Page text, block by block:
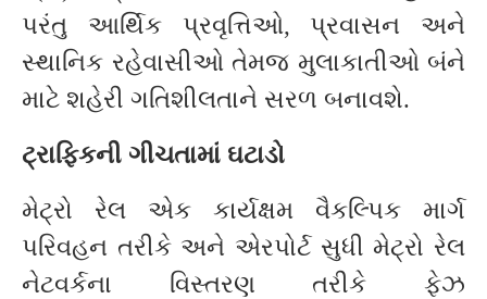
પરંતુ આર્થિક પ્રવૃત્તિઓ, પ્રવાસન અને
સ્થાનિક રહેવાસીઓ તેમજ મુલાકાતીઓ બંને
માટે શહેરી ગતિશીલતાને સરળ બનાવશે.
ટ્રાફિકની ગીચતામાં ઘટાડો
મેટ્રો રેલ એક કાર્યક્ષમ વૈકલ્પિક માર્ગ
પરિવહન તરીકે અને એરપોર્ટ સુધી મેટ્રો રેલ
નેટવર્કના વિસ્તરણ તરીકે ફેઝ